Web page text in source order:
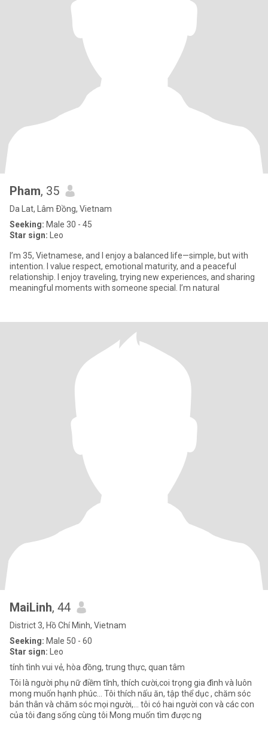
Pham, 35
Da Lat, Lâm Ðồng, Vietnam
Seeking: Male 30 - 45
Star sign: Leo
I’m 35, Vietnamese, and I enjoy a balanced life—simple, but with
intention. I value respect, emotional maturity, and a peaceful
relationship. I enjoy traveling, trying new experiences, and sharing
meaningful moments with someone special. I’m natural
MaiLinh, 44
District 3, Hồ Chí Minh, Vietnam
Seeking: Male 50 - 60
Star sign: Leo
tính tình vui vẻ, hòa đồng, trung thực, quan tâm
Tôi là người phụ nữ điềm tĩnh, thích cười,coi trọng gia đình và luôn
mong muốn hạnh phúc... Tôi thích nấu ăn, tập thể dục , chăm sóc
bản thân và chăm sóc mọi người,... tôi có hai người con và các con
của tôi đang sống cùng tôi Mong muốn tìm được ng